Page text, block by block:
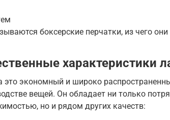
боксерские перчатки, из чего они
характеристики
это экономный и широко
вещей. Он обладает ни только
но и рядом других качеств: